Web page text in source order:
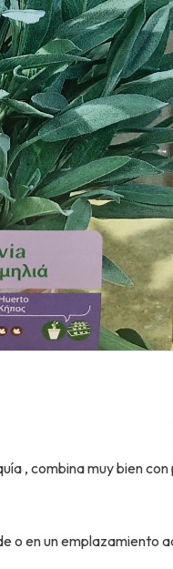
, combina muy bien
o en un emplazamiento